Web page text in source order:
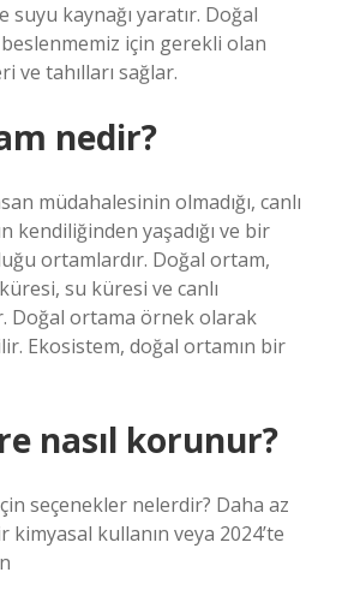
suyu kaynağı yaratır. Doğal
için gerekli olan
ve tahılları sağlar.
nedir?
müdahalesinin olmadığı, canlı
kendiliğinden yaşadığı ve bir
ortamlardır. Doğal ortam,
su küresi ve canlı
Doğal ortama örnek olarak
Ekosistem, doğal ortamın bir
nasıl korunur?
seçenekler nelerdir? Daha az
kullanın veya 2024’te